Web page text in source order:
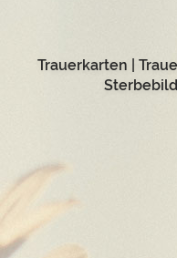
Trauerkarten